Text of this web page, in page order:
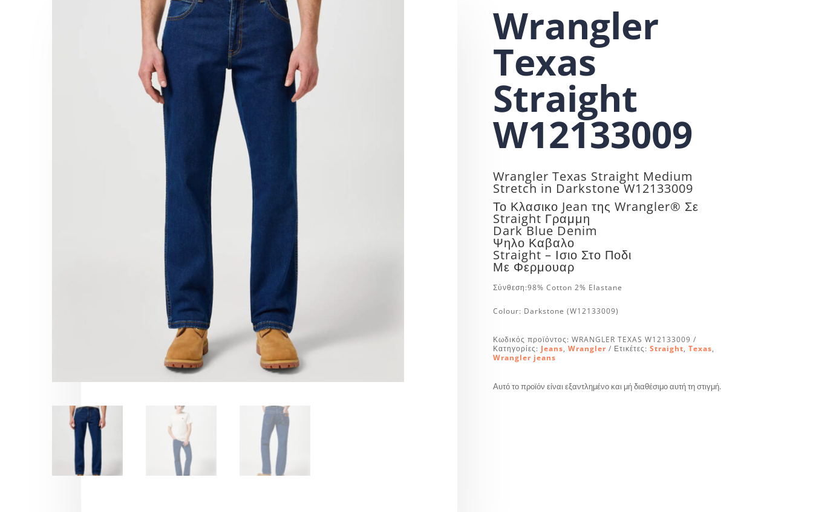
Wrangler
Texas
Straight
W12133009
Wrangler Texas Straight Medium
Stretch in Darkstone W12133009
Το Κλασικο Jean της Wrangler® Σε
Straight Γραμμη
Dark Blue Denim
Ψηλο Καβαλο
Straight – Ισιο Στο Ποδι
Με Φερμουαρ
Σύνθεση:98% Cotton 2% Elastane
Colour: Darkstone (W12133009)
Κωδικός προϊόντος: WRANGLER TEXAS W12133009
Κατηγορίες: Jeans, Wrangler Ετικέτες: Straight, Texas,
Wrangler jeans
Αυτό το προϊόν είναι εξαντλημένο και μή διαθέσιμο αυτή τη στιγμή.